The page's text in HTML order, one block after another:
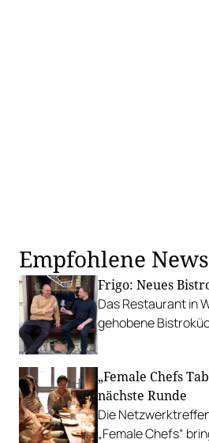
Empfohlene News
Frigo: Neues
Das Restaurant in
gehobene
„Female Chefs
nächste Runde
Die
„Female Chefs“